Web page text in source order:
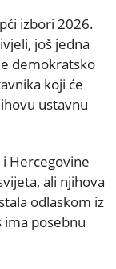
izbori 2026.
još jedna
demokratsko
koji će
ustavnu
Hercegovine
ali njihova
odlaskom iz
ima posebnu